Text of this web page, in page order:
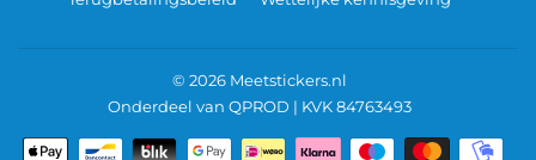
© 2026 Meetstickers.nl
Onderdeel van QPROD | KVK 84763493
Betalingspictogrammen